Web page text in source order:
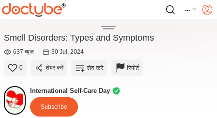
---
Smell Disorders: Types and Symptoms
637 व्यूज़ | 30 Jul, 2024
0 शेयर करें सेव करें रिपोर्ट
International Self-Care Day
Subscribe